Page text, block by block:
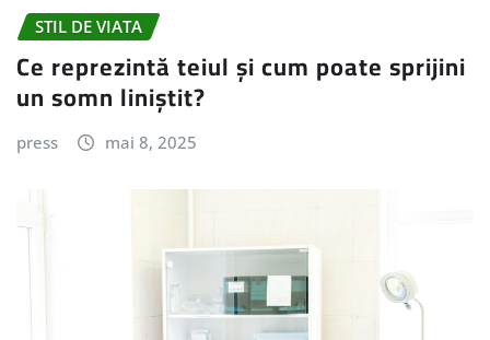
STIL DE VIATA
Ce reprezintă teiul și cum poate sprijini
un somn liniștit?
press mai 8, 2025